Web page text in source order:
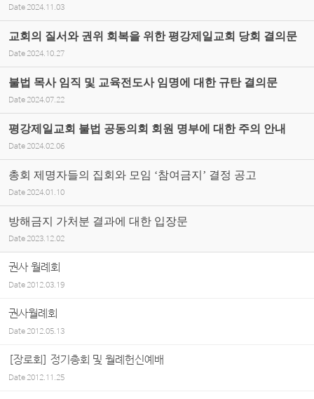
Date 2024.11.03
교회의 질서와 권위 회복을 위한 평강제일교회 당회 결의문
Date 2024.10.27
불법 목사 임직 및 교육전도사 임명에 대한 규탄 결의문
Date 2024.07.22
평강제일교회 불법 공동의회 회원 명부에 대한 주의 안내
Date 2024.02.06
총회 제명자들의 집회와 모임 ‘참여금지’ 결정 공고
Date 2024.01.10
방해금지 가처분 결과에 대한 입장문
Date 2023.12.02
권사 월례회
Date2012.03.19
권사월례회
Date2012.05.13
[장로회] 정기총회 및 월례헌신예배
Date2012.11.25